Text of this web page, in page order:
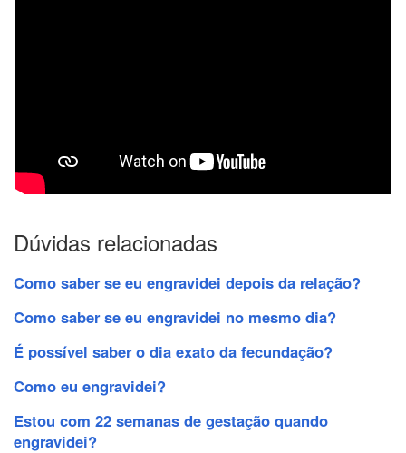
Dúvidas relacionadas
Como saber se eu engravidei depois da relação?
Como saber se eu engravidei no mesmo dia?
É possível saber o dia exato da fecundação?
Como eu engravidei?
Estou com 22 semanas de gestação quando
engravidei?